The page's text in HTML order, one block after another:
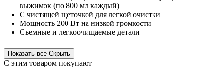
выжимок (по 800 мл каждый)
С чистящей щеточкой для легкой очистки
Мощность 200 Вт на низкой громкости
Съемные и легкоочищаемые детали
Показать все Скрыть
С этим товаром покупают